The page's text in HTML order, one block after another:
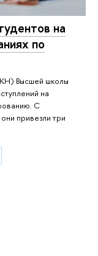
на
по
Высшей школы
на
С
привезли три